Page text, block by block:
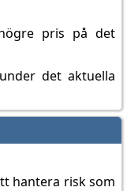
pris på det
det aktuella
hantera risk som